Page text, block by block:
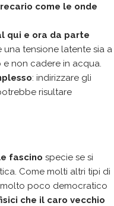
come le onde
qui e ora da parte
tensione latente sia a
e non cadere in acqua.
: indirizzare gli
risultare
fascino specie se si
Come molti altri tipi di
poco democratico
che il caro vecchio